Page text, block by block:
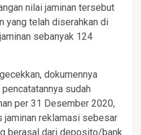
nilai jaminan tersebut
yang telah diserahkan di
sebanyak 124
dokumennya
sudah
per 31 Desember 2020,
jaminan reklamasi sebesar
berasal dari deposito/bank